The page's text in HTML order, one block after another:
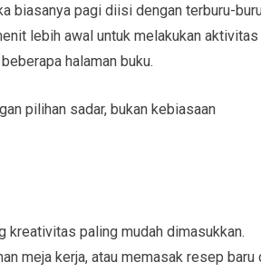
biasanya pagi diisi dengan terburu-
lebih awal untuk melakukan aktivitas
halaman buku.
pilihan sadar, bukan kebiasaan
kreativitas paling mudah dimasukkan.
meja kerja, atau memasak resep baru